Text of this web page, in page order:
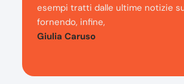
esempi tratti dalle ultime notizie
fornendo, infine,
Giulia Caruso